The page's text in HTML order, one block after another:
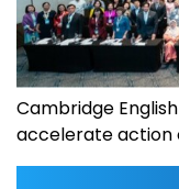
Cambridge
accelerate action